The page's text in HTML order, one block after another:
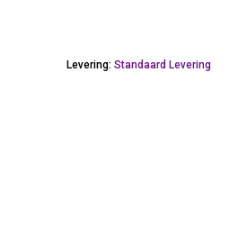
Levering: Standaard Levering